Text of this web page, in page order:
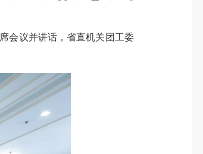
会议并讲话，省直机关团工委